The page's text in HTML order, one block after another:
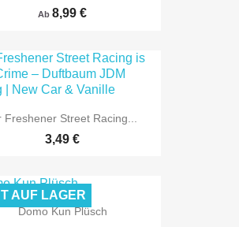
Ab 8,99 €
Freshener Street Racing...
3,49 €
Domo Kun Plüsch
AUF LAGER